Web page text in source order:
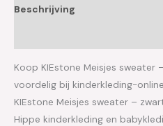
Beschrijving
Koop KIEstone Meisjes sweater
voordelig bij kinderkleding-
KIEstone Meisjes sweater –
Hippe kinderkleding en